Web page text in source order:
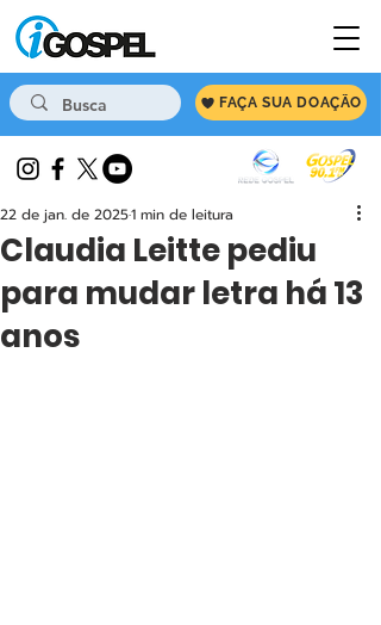
FAÇA SUA DOAÇÃO
Claudia Leitte pediu
para mudar letra há 13
anos
22 de jan. de 20251 min de leitura